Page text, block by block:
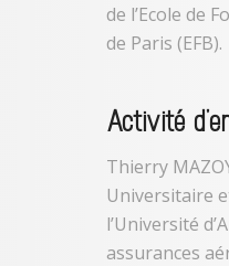
de l’Ecole de
de Paris (EFB).
Activité
Thierry
Universitaire
l’Université
assurances